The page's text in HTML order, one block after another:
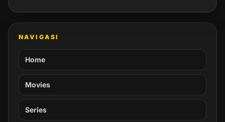
NAVIGASI
Home
Movies
Series